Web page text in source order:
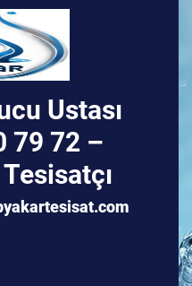
Ustası
79 72 –